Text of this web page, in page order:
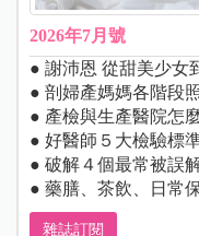
2026年7月號
● 謝沛恩 從甜美少女
● 剖婦產媽媽各階段
● 產檢與生產醫院怎
● 好醫師５大檢驗標
● 破解４個最常被誤
● 藥膳、茶飲、日常
雜誌訂閱